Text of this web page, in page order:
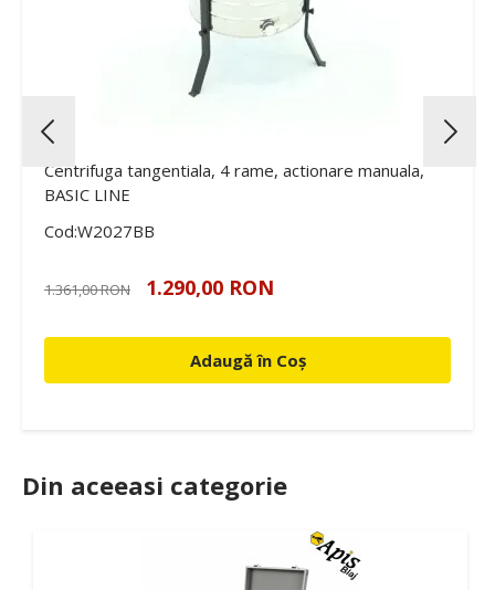
Centrifuga tangentiala, 4 rame, actionare manuala,
BASIC LINE
Cod:W2027BB
1.361,00 RON 1.290,00 RON
Adaugă în Coș
Din aceeasi categorie